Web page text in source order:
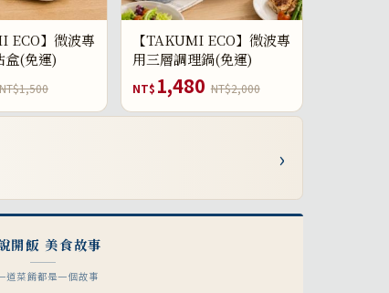
ECO】微波專
盒(免運)
NT$1,500
【TAKUMI ECO】微波專
用三層調理鍋(免運)
NT$ 1,480 NT$2,000
›
開飯 美食故事
道菜餚都是一個故事